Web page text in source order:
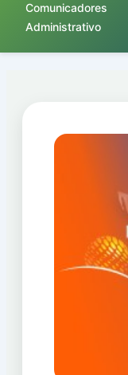
Comunicadores
Administrativo